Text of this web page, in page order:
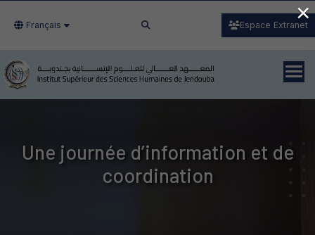
Français Espace Extranet
Une journée d’information et de
coordination
×